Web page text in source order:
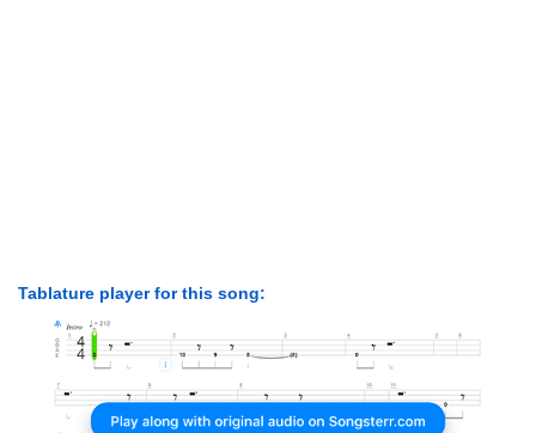
Tablature player for this song: